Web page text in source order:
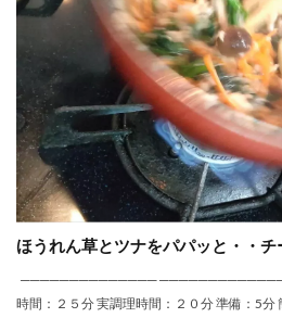
ほうれん草とツナをパパッと・・チ
────────────── ──────────────
時間：２５分 実調理時間：２０分 準備：5分